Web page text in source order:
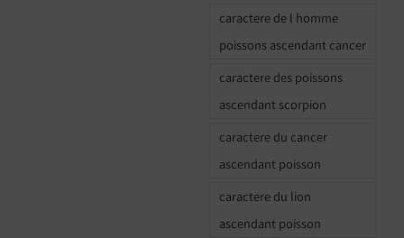
caractere de l homme
poissons ascendant cancer
caractere des poissons
ascendant scorpion
caractere du cancer
ascendant poisson
caractere du lion
ascendant poisson